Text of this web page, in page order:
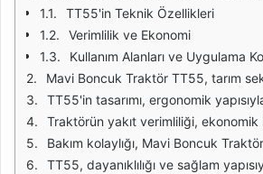
TT55'in Teknik Özellikleri
Verimlilik ve Ekonomi
Kullanım Alanları ve Uygulama
Mavi Boncuk Traktör TT55, tarım sektöründe önemli bir yere sahiptir. Güçlü motoru ve etkili performansıyla, çiftçilere verimlilik konusunda büyük avantajlar sunmaktadır. Tüm bu özellikleri ile traktör, zorlu tarım koşullarında bile mükemmel bir
TT55'in tasarımı, ergonomik yapısıyla kullanıcılara konforlu bir sürüş deneyimi sağlar. Kontrol panelleri, kullanıcı dostu bir düzenle tasarlanmış olup operatörlerin tüm fonksiyonları kolaylıkla yönetmesine olanak tanır. Sürücü kabini geniş bir görüş açısı sunarak, tarım arazisinde
Traktörün yakıt verimliliği, ekonomik işletme maliyetleri açısından büyük bir avantajdır. Modern motor teknolojisi sayesinde, düşük yakıt tüketimi ile yüksek performans sunar. Çiftçiler, bu özellik sayesinde hem çevre dostu bir seçenek kullanmış olur hem de
Bakım kolaylığı, Mavi Boncuk Traktör TT55'in diğer bir önemli özelliğidir. Traktör, bakım sürecini hızlandırmak için tasarlanmış birçok pratik özellik barındırır. Kullanıcılar, periyodik bakım işlemlerini kolayca yapabilir ve
TT55, dayanıklılığı ve sağlam yapısıyla da öne çıkar. Zorlu tarım koşullarında bile performansından ödün vermeden çalışabilen traktör, uzun yıllar boyunca güvenle kullanılabilir. Kaliteli malzemeler ile üretilmiş olması, traktörün her türlü hava koşulunda ve